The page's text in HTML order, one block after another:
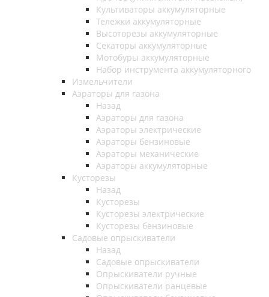
Культиваторы аккумуляторные
Тележки аккумуляторные
Высоторезы аккумуляторные
Секаторы аккумуляторные
Мотобуры аккумуляторные
Набор инструмента аккумуляторного
Измельчители
Аэраторы для газона
Назад
Аэраторы для газона
Аэраторы электрические
Аэраторы бензиновые
Аэраторы механические
Аэраторы аккумуляторные
Кусторезы
Назад
Кусторезы
Кусторезы электрические
Кусторезы бензиновые
Садовые опрыскиватели
Назад
Садовые опрыскиватели
Опрыскиватели ручные
Опрыскиватели ранцевые